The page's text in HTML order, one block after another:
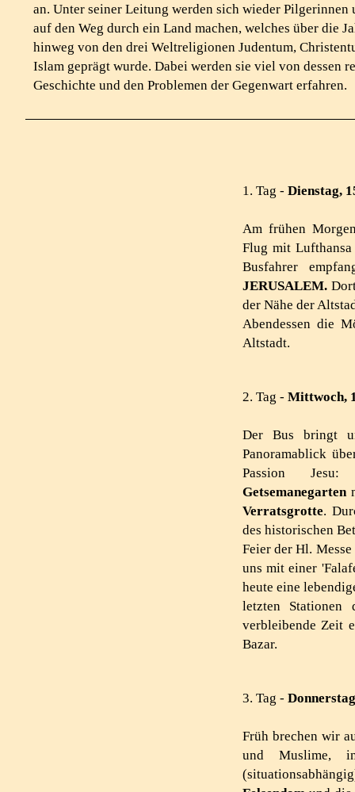
an. Unter seiner Leitung werden sich wieder Pilgerinnen
auf den Weg durch ein Land machen, welches über die
hinweg von den drei Weltreligionen Judentum,
Islam geprägt wurde. Dabei werden sie viel von dessen
Geschichte und den Problemen der Gegenwart erfahren.
1. Tag - Dienstag,
Am frühen
Flug mit
Busfahrer
JERUSALEM.Dort
der Nähe der
Abendessen die
Altstadt.
2. Tag - Mittwoch,
Der Bus bringt
Panoramablick
Passion
Getsemanegarten
Verratsgrotte.
des historischen
Feier der Hl.
uns mit einer
heu­te eine
letzten Stationen
verbleibende Zeit
Bazar.
3. Tag -
Früh brechen wir
und Muslime,